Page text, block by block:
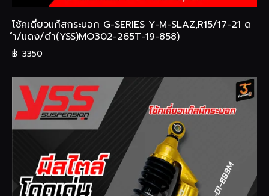
โช้คเดี่ยวแก๊สกระบอก G-SERIES Y-M-SLAZ,R15/17-21 ด
ำ/แดง/ดำ(YSS)MO302-265T-19-858)
฿ 3350